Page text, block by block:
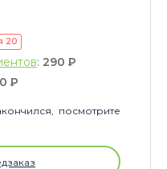
20
: 290 P
P
посмотрите